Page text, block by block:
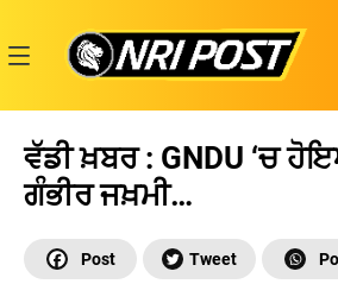
content
ਵੱਡੀ ਖ਼ਬਰ : GNDU ‘ਚ
ਗੰਭੀਰ ਜਖ਼ਮੀ…